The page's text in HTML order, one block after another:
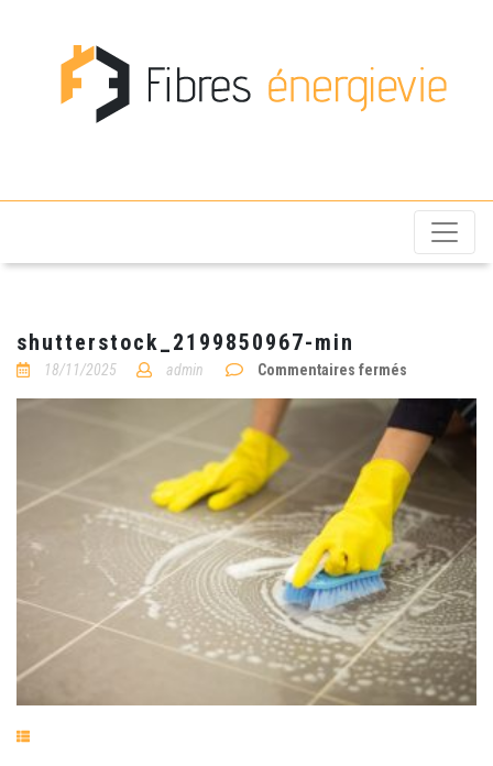
shutterstock_2199850967-min
18/11/2025 admin Commentaires fermés
min